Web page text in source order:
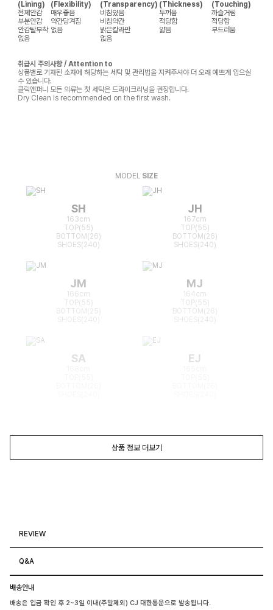
(Lining) (Flexibility) (Transparency) (Thickness)
(Touching)
전체안감
매우좋음 비침있음 두꺼움
까슬거림
부분안감
약간당겨짐 비침약간 적당함
적당함
안감탈부착 없음 밝은칼라만 얇음
부드러움
없음
없음
취급시 주의사항 / Attention to
상품별로 기재된 소재에 해당하는 세탁 및 관리법을 지켜주셔야 더 오래 예쁘게 입으실
수 있습니다.
클릭앤퍼니 모든 의류는 첫 세탁은 드라이크리닝을 권장합니다.
Dry Clean is recommended on the first wash.
MODEL SIZE
SH
163cm
TOP(55)
BOTTOM(26)
SHOES(240)
JH
167cm
TOP(55)
BOTTOM(26)
SHOES(240)
JM
166cm
TOP(55)
BOTTOM(25)
MJ
164cm
TOP(55)
BOTTOM(26)
SA EJ
상품 정보 더보기
REVIEW
Q&A
배송안내
배송은 입금 확인 후 2~3일 이내(주말제외) CJ 대한통운으로 발송됩니다.